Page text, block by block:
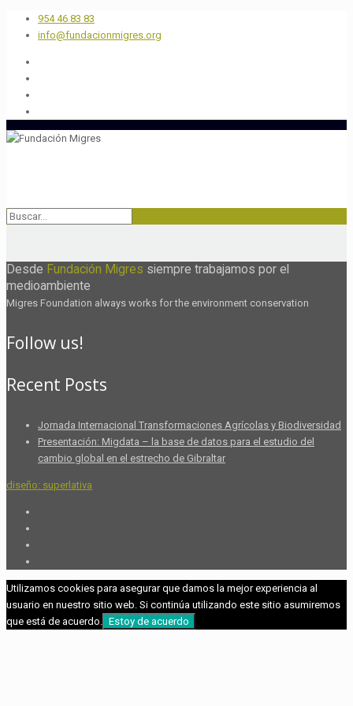
954 46 83 83
info@fundacionmigres.org
Desde Fundación Migres siempre trabajamos por el
medioambiente
Migres Foundation always works for the environment conservation
Follow us!
Recent Posts
Jornada Internacional Transformaciones Agrícolas y Biodiversidad
Presentación: Migdata – la base de datos para el estudio del
cambio global en el estrecho de Gibraltar
diseño: superlativa
Utilizamos cookies para asegurar que damos la mejor experiencia al
usuario en nuestro sitio web. Si continúa utilizando este sitio asumiremos
que está de acuerdo.
Estoy de acuerdo